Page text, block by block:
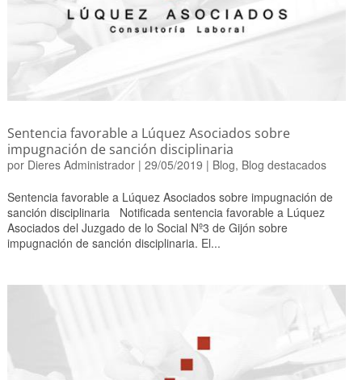
Sentencia favorable a Lúquez Asociados sobre
impugnación de sanción disciplinaria
por Dieres Administrador| 29/05/2019 | Blog, Blog destacados
Sentencia favorable a Lúquez Asociados sobre impugnación de
sanción disciplinaria Notificada sentencia favorable a Lúquez
Asociados del Juzgado de lo Social Nº3 de Gijón sobre
impugnación de sanción disciplinaria. El...